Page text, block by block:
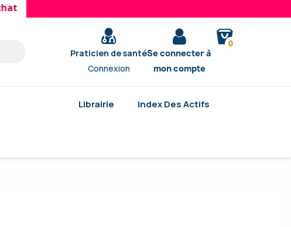
Praticien de santé
Connexion
Se connecter à
mon compte
0
Librairie Index Des Actifs